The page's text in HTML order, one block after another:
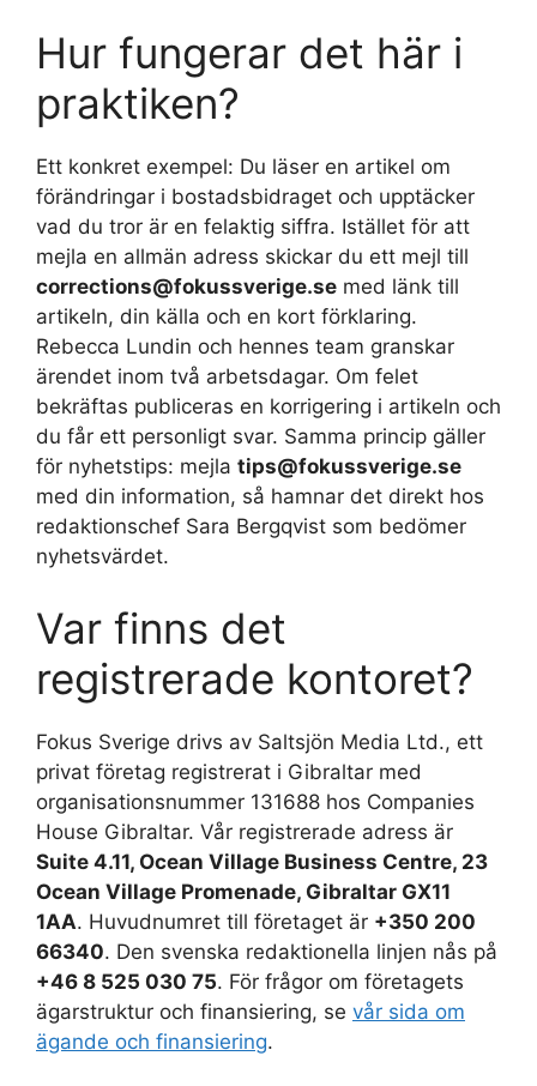
Hur fungerar det här i
praktiken?
Ett konkret exempel: Du läser en artikel om
förändringar i bostadsbidraget och upptäcker
vad du tror är en felaktig siffra. Istället för att
mejla en allmän adress skickar du ett mejl till
corrections@fokussverige.se med länk till
artikeln, din källa och en kort förklaring.
Rebecca Lundin och hennes team granskar
ärendet inom två arbetsdagar. Om felet
bekräftas publiceras en korrigering i artikeln och
du får ett personligt svar. Samma princip gäller
för nyhetstips: mejla tips@fokussverige.se
med din information, så hamnar det direkt hos
redaktionschef Sara Bergqvist som bedömer
nyhetsvärdet.
Var finns det
registrerade kontoret?
Fokus Sverige drivs av Saltsjön Media Ltd., ett
privat företag registrerat i Gibraltar med
organisationsnummer 131688 hos Companies
House Gibraltar. Vår registrerade adress är
Suite 4.11, Ocean Village Business Centre, 23
Ocean Village Promenade, Gibraltar GX11
1AA. Huvudnumret till företaget är +350 200
66340. Den svenska redaktionella linjen nås på
+46 8 525 030 75. För frågor om företagets
ägarstruktur och finansiering, se vår sida om
ägande och finansiering.